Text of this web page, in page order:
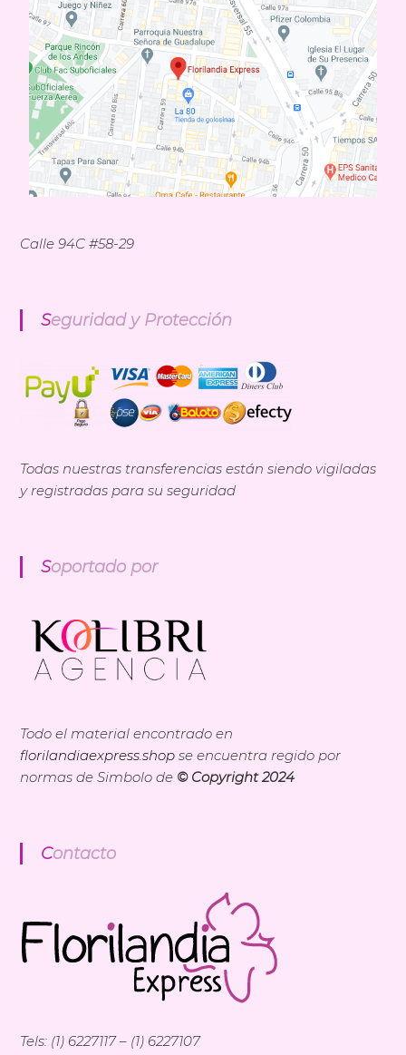
Calle 94C #58-29
Seguridad y Protección
Todas nuestras transferencias están siendo vigiladas
y registradas para su seguridad
Soportado por
Todo el material encontrado en
florilandiaexpress.shopse encuentra regido por
normas de Simbolo de © Copyright 2024
Contacto
Tels: (1) 6227117 – (1) 6227107